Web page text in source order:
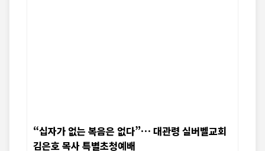
“십자가 없는 복음은 없다”… 대관령 실버벨교회
김은호 목사 특별초청예배